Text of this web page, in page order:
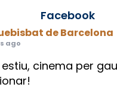
Facebook
de Barcelona
ago
estiu, cinema per